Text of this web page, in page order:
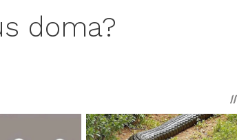
doma?